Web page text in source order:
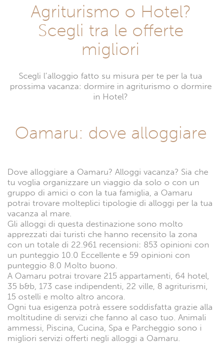
Agriturismo o Hotel?
Scegli tra le offerte
migliori
Scegli l’alloggio fatto su misura per te per la tua
prossima vacanza: dormire in agriturismo o dormire
in Hotel?
Oamaru: dove alloggiare
Dove alloggiare a Oamaru? Alloggi vacanza? Sia che
tu voglia organizzare un viaggio da solo o con un
gruppo di amici o con la tua famiglia, a Oamaru
potrai trovare molteplici tipologie di alloggi per la tua
vacanza al mare.
Gli alloggi di questa destinazione sono molto
apprezzati dai turisti che hanno recensito la zona
con un totale di 22.961 recensioni: 853 opinioni con
un punteggio 10.0 Eccellente e 59 opinioni con
punteggio 8.0 Molto buono.
A Oamaru potrai trovare 215 appartamenti, 64 hotel,
35 b&b, 173 case indipendenti, 22 ville, 8 agriturismi,
15 ostelli e molto altro ancora.
Ogni tua esigenza potrà essere soddisfatta grazie alla
moltitudine di servizi che fanno al caso tuo. Animali
ammessi, Piscina, Cucina, Spa e Parcheggio sono i
migliori servizi offerti negli alloggi a Oamaru.